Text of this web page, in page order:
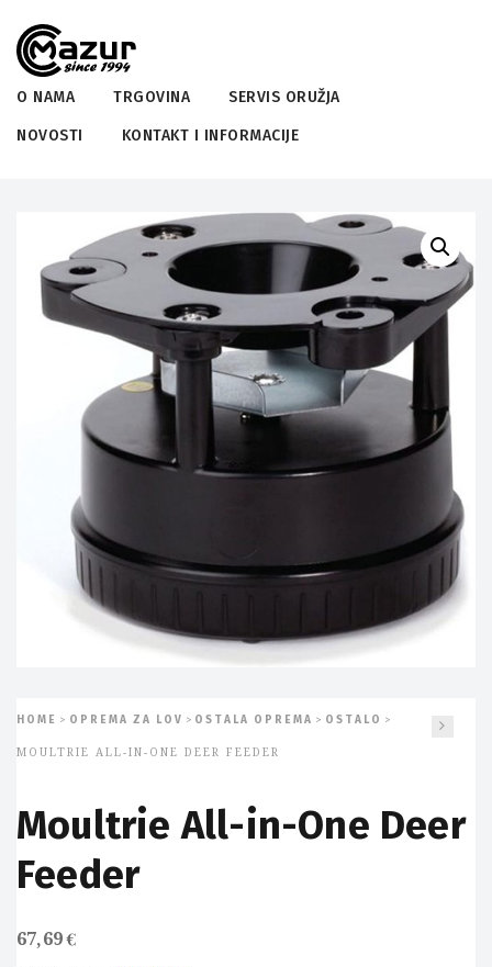
O NAMA TRGOVINA SERVIS ORUŽJA
NOVOSTI KONTAKT I INFORMACIJE
HOME > OPREMA ZA LOV > OSTALA OPREMA > OSTALO >
MOULTRIE ALL-IN-ONE DEER FEEDER
Moultrie All-in-One Deer
Feeder
67,69€